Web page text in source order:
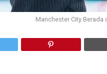
Manchester City